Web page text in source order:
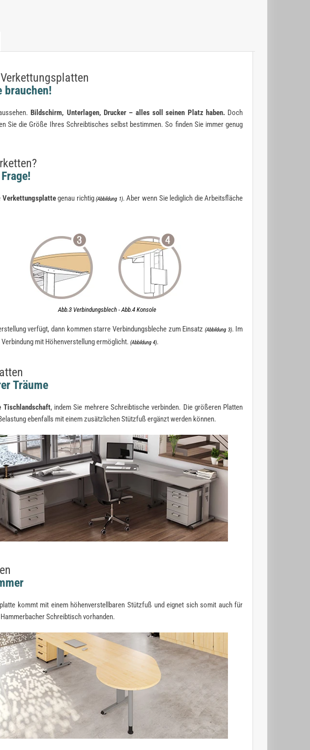
brauchen!
Bildschirm, Unterlagen, Drucker – alles soll seinen Platz haben. Doch
die Größe Ihres Schreibtisches selbst bestimmen. So finden Sie immer genug
Verkettungsplattegenau richtig(Abbildung 1). Aber wenn Sie lediglich die Arbeitsfläche
Abb.3 Verbindungsblech - Abb.4 Konsole
verfügt, dann kommen starre Verbindungsbleche zum Einsatz(Abbildung 3). Im
mit Höhenverstellung ermöglicht. (Abbildung 4).
Träume
Tischlandschaft, indem Sie mehrere Schreibtische verbinden. Die größeren Platten
ebenfalls mit einem zusätzlichen Stützfuß ergänzt werden können.
kommt mit einem höhenverstellbaren Stützfuß und eignet sich somit auch für
Schreibtisch vorhanden.